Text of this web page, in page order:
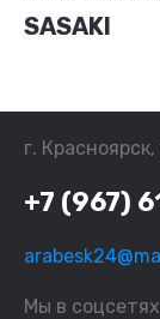
SASAKI
г.
+7 (967)
Мы в